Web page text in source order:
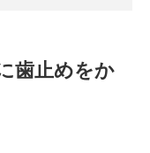
歯止めをか